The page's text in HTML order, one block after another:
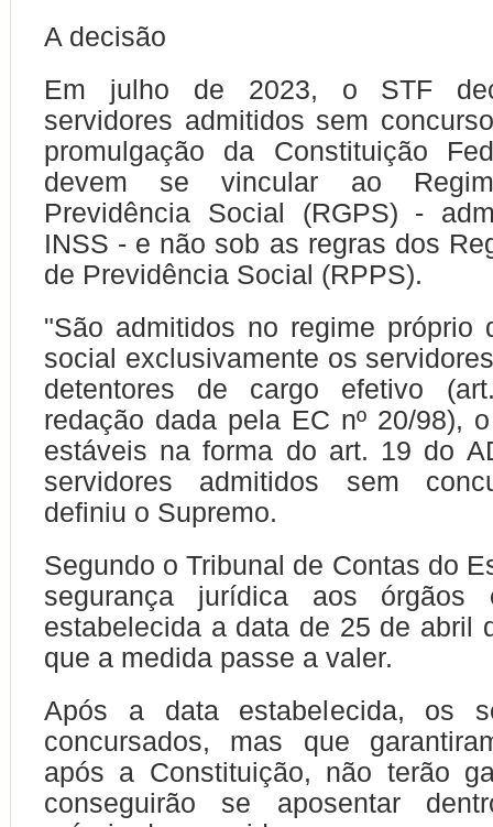
A decisão
Em julho de 2023, o STF
servidores admitidos sem
promulgação da Constituição
devem se vincular ao
Previdência Social (RGPS) -
INSS - e não sob as regras dos
de Previdência Social (RPPS).
"São admitidos no regime próprio
social exclusivamente os
detentores de cargo efetivo
redação dada pela EC nº 20/98),
estáveis na forma do art. 19 do
servidores admitidos sem
definiu o Supremo.
Segundo o Tribunal de Contas do
segurança jurídica aos órgãos
estabelecida a data de 25 de abril
que a medida passe a valer.
Após a data estabelecida, os
concursados, mas que
após a Constituição, não terão
conseguirão se aposentar